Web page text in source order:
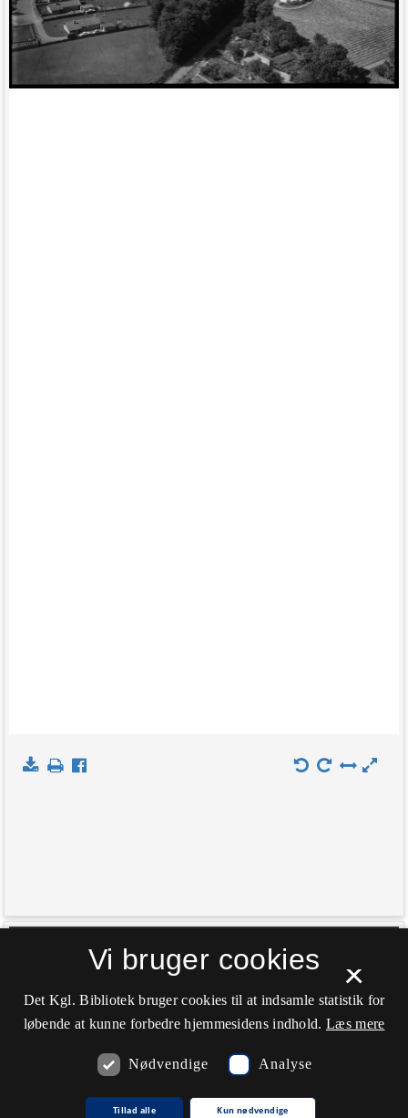
Indlæs kort
×
Vi bruger cookies
Det Kgl. Bibliotek bruger cookies til at indsamle statistik for
løbende at kunne forbedre hjemmesidens indhold. Læs mere
Nødvendige Analyse
Tillad alle Kun nødvendige